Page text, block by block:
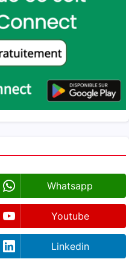
Whatsapp
Youtube
Linkedin